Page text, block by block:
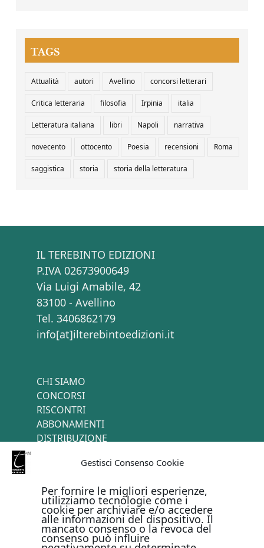
Gestisci Consenso Cookie
Per fornire le migliori esperienze,
utilizziamo tecnologie come i
cookie per archiviare e/o accedere
alle informazioni del dispositivo. Il
mancato consenso o la revoca del
consenso può influire
TAGS
Attualità autori Avellino concorsi letterari
Critica letteraria filosofia Irpinia italia
Letteratura italiana libri Napoli narrativa
novecento ottocento Poesia recensioni Roma
saggistica storia storia della letteratura
IL TEREBINTO EDIZIONI
P.IVA 02673900649
Via Luigi Amabile, 42
83100 - Avellino
Tel. 3406862179
info[at]ilterebintoedizioni.it
CHI SIAMO
CONCORSI
RISCONTRI
ABBONAMENTI
DISTRIBUZIONE
PAGAMENTI ONLINE CON